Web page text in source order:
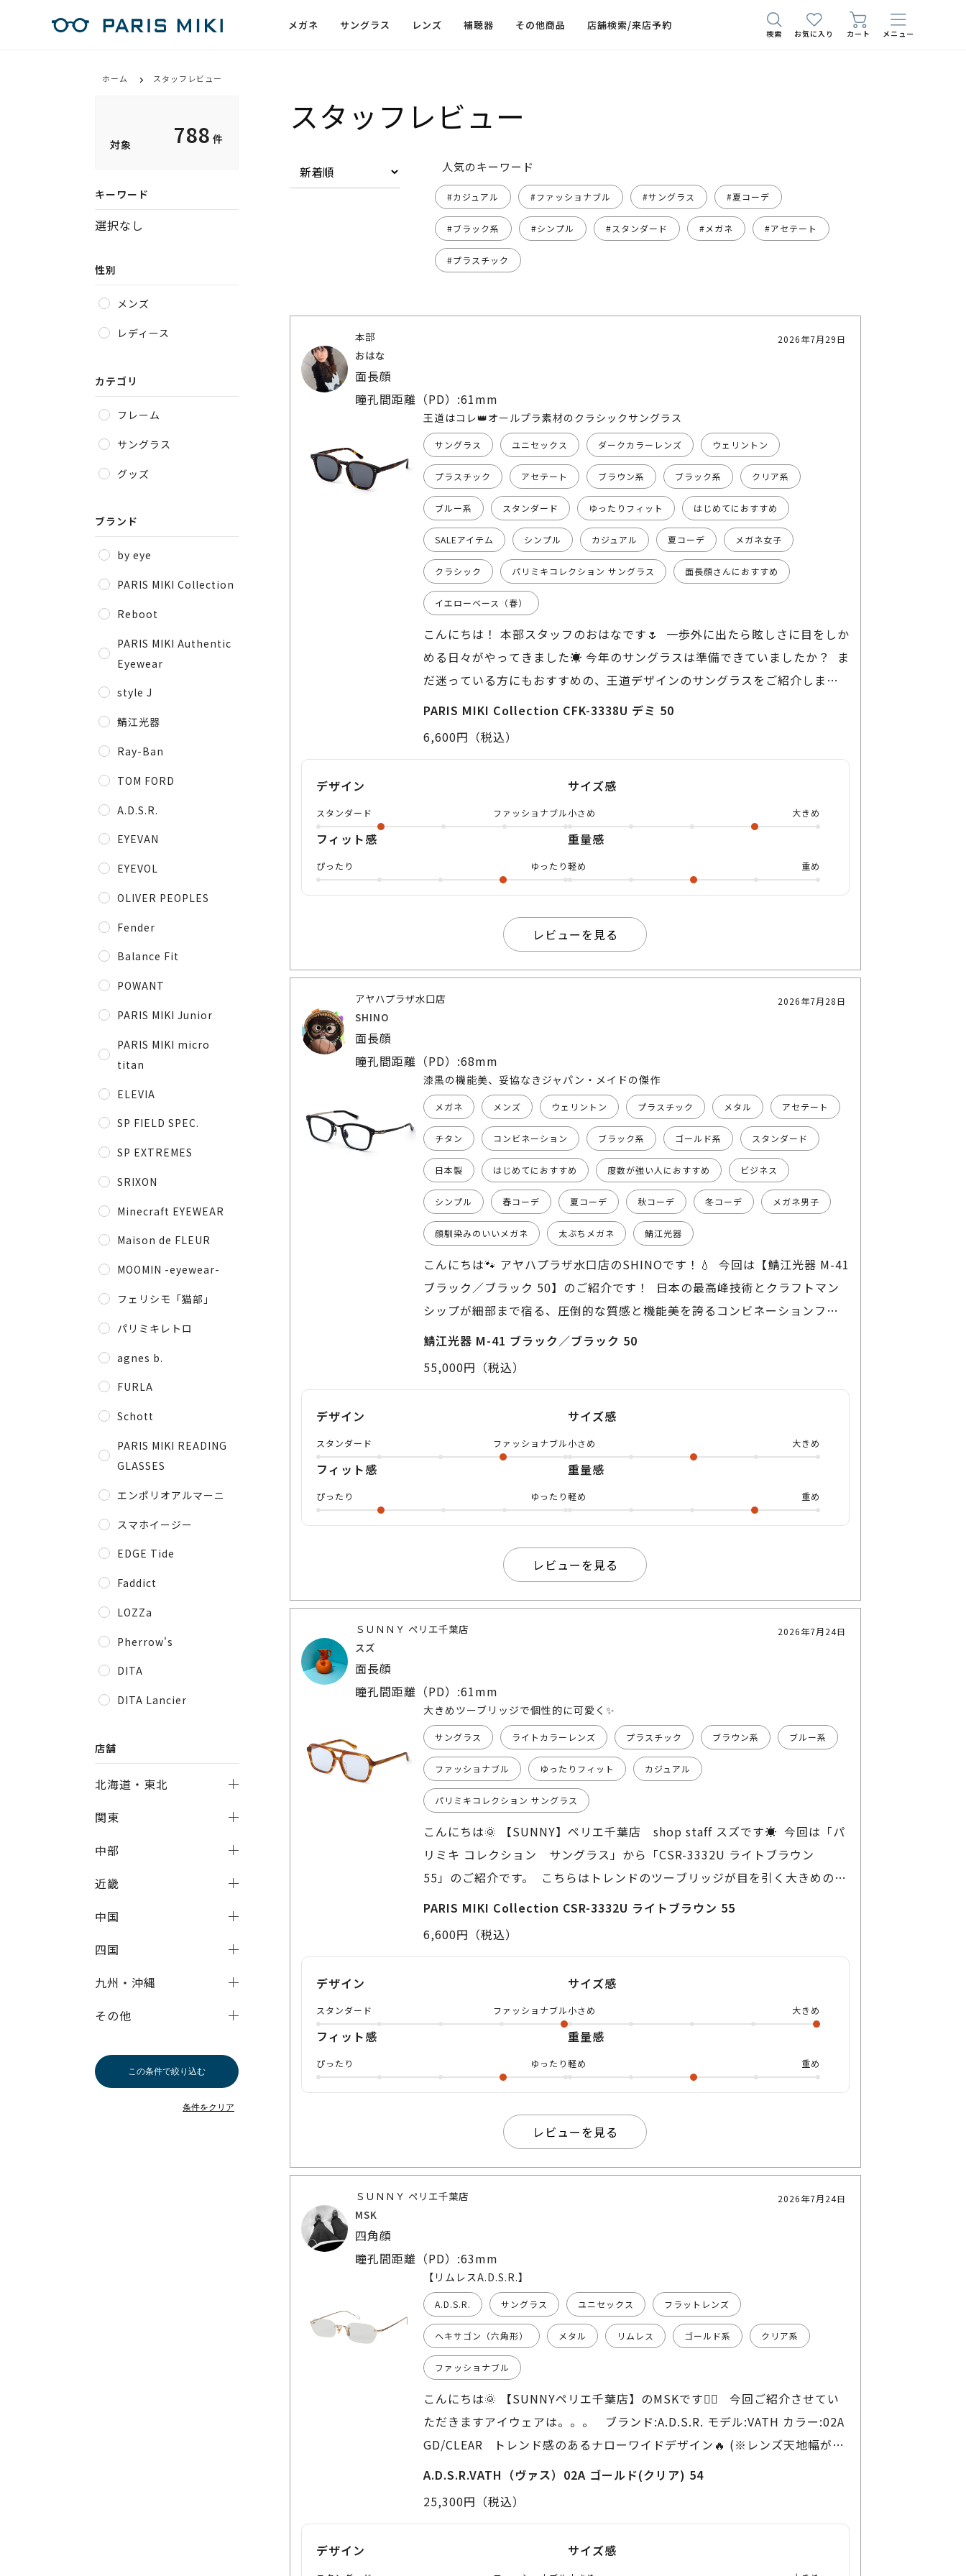
メガネ サングラス レンズ 補聴器 その他商品 店舗検索/来店予約
検索 お気に入り カート メニュー
ホーム スタッフレビュー
対象 788 件
キーワード
選択なし
性別
メンズ
レディース
カテゴリ
フレーム
サングラス
グッズ
ブランド
by eye
PARIS MIKI Collection
Reboot
PARIS MIKI Authentic
Eyewear
style J
鯖江光器
Ray-Ban
TOM FORD
A.D.S.R.
EYEVAN
EYEVOL
OLIVER PEOPLES
Fender
Balance Fit
POWANT
PARIS MIKI Junior
PARIS MIKI micro
titan
ELEVIA
SP FIELD SPEC.
SP EXTREMES
SRIXON
Minecraft EYEWEAR
Maison de FLEUR
MOOMIN -eyewear-
フェリシモ「猫部」
パリミキレトロ
agnes b.
FURLA
Schott
PARIS MIKI READING
GLASSES
エンポリオアルマーニ
スマホイージー
EDGE Tide
Faddict
LOZZa
Pherrow's
DITA
DITA Lancier
店舗
北海道・東北
関東
中部
近畿
中国
四国
九州・沖縄
その他
この条件で絞り込む
条件をクリア
スタッフレビュー
人気のキーワード
#カジュアル #ファッショナブル #サングラス #夏コーデ
#ブラック系 #シンプル #スタンダード #メガネ #アセテート
#プラスチック
本部
おはな
面長顔
瞳孔間距離（PD）:61mm
王道はコレ👑オールプラ素材のクラシックサングラス
サングラス ユニセックス ダークカラーレンズ ウェリントン
プラスチック アセテート ブラウン系 ブラック系 クリア系
ブルー系 スタンダード ゆったりフィット はじめてにおすすめ
SALEアイテム シンプル カジュアル 夏コーデ メガネ女子
クラシック パリミキコレクション サングラス 面長顔さんにおすすめ
イエローベース（春）
こんにちは！ 本部スタッフのおはなです🌷 一歩外に出たら眩しさに目をしか
める日々がやってきました☀️ 今年のサングラスは準備できていましたか？ ま
だ迷っている方にもおすすめの、王道デザインのサングラスをご紹介しま
す！ フチもつるの部分も全てプラスチック素材で、カジュアルに使えるのが
ます。 キーホールブリッジやカシメ飾りのように、ところどころクラシカル
フェスにも、張り切ったお出かけにも、違和感なくかけられるのが王道のい
いところですね。 【着用商品】 model: PARIS MIKI Collection CFK-
3338U color:デミ lens:グレー濃度84% size:50 ぜひお試しください🎶
PARIS MIKI Collection CFK-3338U デミ 50
6,600円（税込）
2026年7月29日
デザイン
スタンダード ファッショナブル
サイズ感
小さめ 大きめ
フィット感
ぴったり ゆったり
重量感
軽め 重め
レビューを見る
アヤハプラザ水口店
SHINO
面長顔
瞳孔間距離（PD）:68mm
漆黒の機能美、妥協なきジャパン・メイドの傑作
メガネ メンズ ウェリントン プラスチック メタル アセテート
チタン コンビネーション ブラック系 ゴールド系 スタンダード
日本製 はじめてにおすすめ 度数が強い人におすすめ ビジネス
シンプル 春コーデ 夏コーデ 秋コーデ 冬コーデ メガネ男子
顔馴染みのいいメガネ 太ぶちメガネ 鯖江光器
こんにちは🐾 アヤハプラザ水口店のSHINOです！💧 今回は【鯖江光器 M-41
ブラック／ブラック 50】のご紹介です！ 日本の最高峰技術とクラフトマン
シップが細部まで宿る、圧倒的な質感と機能美を誇るコンビネーションフレ
ームです 🕶️✨ 最大の見どころは、アセテートリムの上部にチタン一体成型の
れた異素材同士が織りなす立体的なコントラストは日本製ならではの圧倒的
とシャープな色気を引き立てます 🖤 大振りのサイジングが男性らしい力強さ
を演出するウェリントン型でありながら、ヨロイ内部に内蔵された独自のバ
ネ機構が、顔を優しく包み込むようなストレスフリーな掛け心地を実現 🌬️。
品番ごとに最適なバネテンションが設定されているほか、バチ先のバランサ
ーに至るまですべてチタン製で統一された専用パッドなど、見えない部分へ
た、大人の余裕とこだわりを語るにふさわしい、至高のプレミアムアイウェ
アだと思います👔🔥 是非この機会にお試しください！ それでは！たくさんよ
い出会いがありますように！
鯖江光器 M-41 ブラック／ブラック 50
55,000円（税込）
2026年7月28日
デザイン
スタンダード ファッショナブル
サイズ感
小さめ 大きめ
フィット感
ぴったり ゆったり
重量感
軽め 重め
レビューを見る
ＳＵＮＮＹ ペリエ千葉店
スズ
面長顔
瞳孔間距離（PD）:61mm
大きめツーブリッジで個性的に可愛く✨
サングラス ライトカラーレンズ プラスチック ブラウン系 ブルー系
ファッショナブル ゆったりフィット カジュアル
パリミキコレクション サングラス
こんにちは🌞 【SUNNY】ペリエ千葉店 shop staff スズです☀️ 今回は「パ
リミキ コレクション サングラス」から「CSR-3332U ライトブラウン
55」のご紹介です。 こちらはトレンドのツーブリッジが目を引く大きめのサ
ングラスです！ ツーブリッジ、とても可愛いけれど難しそう……と思うかも
よく掛けられます スクエアベースのカチッとした形ですが、少し垂れ目気味
はかなりライトなブルーで、夏にぴったりな爽やかな印象に🍧 大きめサイズ
なので小顔効果は抜群です！ ぜひオンラインや店頭にてお試しくださいませ
✨ SUNNYペリエ千葉店にてお待ちしております☀️
PARIS MIKI Collection CSR-3332U ライトブラウン 55
6,600円（税込）
2026年7月24日
デザイン
スタンダード ファッショナブル
サイズ感
小さめ 大きめ
フィット感
ぴったり ゆったり
重量感
軽め 重め
レビューを見る
ＳＵＮＮＹ ペリエ千葉店
MSK
四角顔
瞳孔間距離（PD）:63mm
【リムレスA.D.S.R.】
A.D.S.R. サングラス ユニセックス フラットレンズ
ヘキサゴン（六角形） メタル リムレス ゴールド系 クリア系
ファッショナブル
こんにちは🌞 【SUNNYペリエ千葉店】のMSKです😶‍🌫️ 今回ご紹介させてい
ただきますアイウェアは。。。 ブランド:A.D.S.R. モデル:VATH カラー:02A
GD/CLEAR トレンド感のあるナローワイドデザイン🔥 (※レンズ天地幅が狭
く、横幅が広いレンズシェイプ) ただのリムレスではなく レンズシェイプは
ドカラーの為、品良く纏まります👌 レンズカラーはクリアレンズ(可視光線
ンド感 ◻︎リムレス ◻︎ナローワイドデザイン ◻︎NEWストリート ◻︎ミニマルデザ
A.D.S.R.VATH（ヴァス）02A ゴールド(クリア) 54
25,300円（税込）
2026年7月24日
デザイン サイズ感